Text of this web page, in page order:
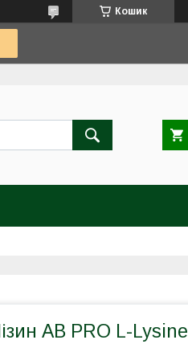
Кошик
AB PRO L-Lysine